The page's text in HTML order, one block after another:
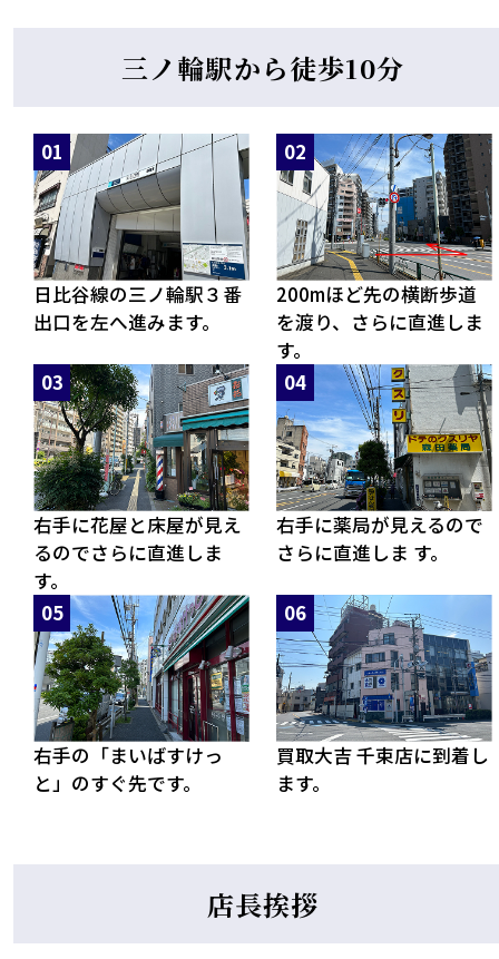
三ノ輪駅から徒歩10分
日比谷線の三ノ輪駅３番
出口を左へ進みます。
200mほど先の横断歩道
を渡り、さらに直進しま
す。
右手に花屋と床屋が見え
るのでさらに直進しま
す。
右手に薬局が見えるので
さらに直進しま す。
右手の「まいばすけっ
と」のすぐ先です。
買取大吉 千束店に到着し
ます。
店長挨拶